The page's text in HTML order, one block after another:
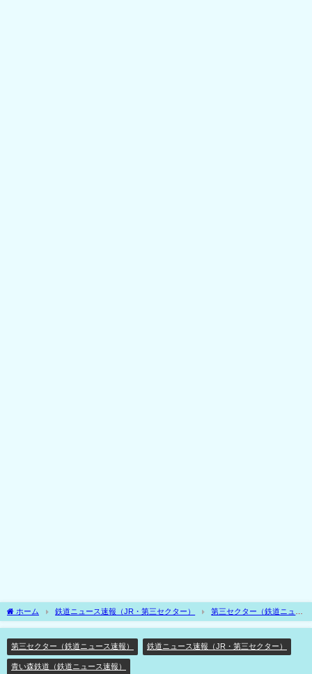
ホーム 鉄道ニュース速報（JR・第三セクター）
第三セクター（鉄道ニュー
ス速報）
C寝台OK??200kmを走破する夜行快速運転⁉ 乗車時間は10時間以上??
第三セクター（鉄道ニュース速報） 鉄道ニュース速報（JR・第三セクター）
青い森鉄道（鉄道ニュース速報）